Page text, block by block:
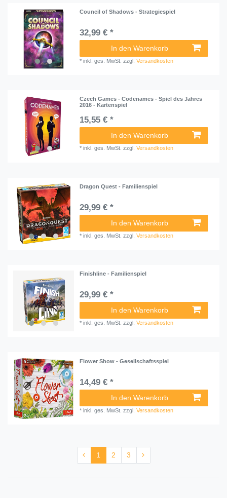
Council of Shadows - Strategiespiel
32,99 € *
In den Warenkorb
*inkl. ges. MwSt. zzgl.Versandkosten
Czech Games - Codenames - Spiel des Jahres
2016 - Kartenspiel
15,55 € *
In den Warenkorb
*inkl. ges. MwSt. zzgl.Versandkosten
Dragon Quest - Familienspiel
29,99 € *
In den Warenkorb
*inkl. ges. MwSt. zzgl.Versandkosten
Finishline - Familienspiel
29,99 € *
In den Warenkorb
*inkl. ges. MwSt. zzgl.Versandkosten
Flower Show - Gesellschaftsspiel
14,49 € *
In den Warenkorb
*inkl. ges. MwSt. zzgl.Versandkosten
1 2 3